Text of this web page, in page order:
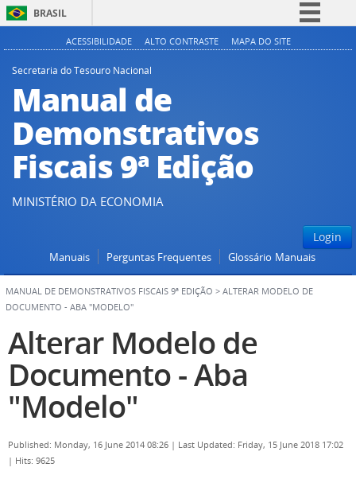
BRASIL
Simplifique!
Legislação
Canais
ACESSIBILIDADE ALTO CONTRASTE MAPA DO SITE
Secretaria do Tesouro Nacional
Manual de
Demonstrativos
Fiscais 9ª Edição
MINISTÉRIO DA ECONOMIA
Login
Manuais Perguntas Frequentes Glossário Manuais
MANUAL DE DEMONSTRATIVOS FISCAIS 9ª EDIÇÃO > ALTERAR MODELO DE
DOCUMENTO - ABA "MODELO"
Alterar Modelo de
Documento - Aba
"Modelo"
Published: Monday, 16 June 2014 08:26 | Last Updated: Friday, 15 June 2018 17:02
| Hits: 9625